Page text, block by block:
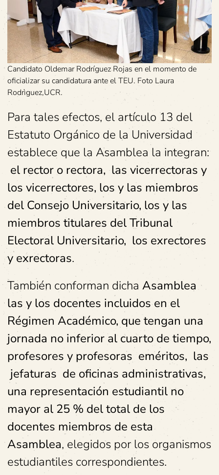
Candidato Oldemar Rodríguez Rojas en el momento de
oficializar su candidatura ante el TEU. Foto Laura
Rodrìguez,UCR.
Para tales efectos, el artículo 13 del
Estatuto Orgánico de la Universidad
establece que la Asamblea la integran:
el rector o rectora, las vicerrectoras y
los vicerrectores, los y las miembros
del Consejo Universitario, los y las
miembros titulares del Tribunal
Electoral Universitario, los exrectores
y exrectoras.
También conforman dicha Asamblea
las y los docentes incluidos en el
Régimen Académico, que tengan una
jornada no inferior al cuarto de tiempo,
profesores y profesoras eméritos, las
jefaturas de oficinas administrativas,
una representación estudiantil no
mayor al 25 % del total de los
docentes miembros de esta
Asamblea, elegidos por los organismos
estudiantiles correspondientes.